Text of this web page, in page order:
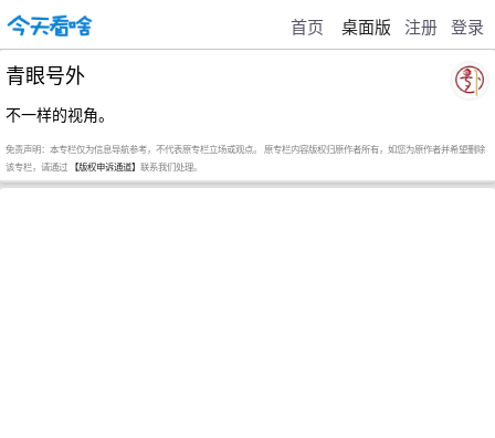
首页 桌面版 注册 登录
青眼号外
不一样的视角。
免责声明：本专栏仅为信息导航参考，不代表原专栏立场或观点。 原专栏内容版权归原作者所有，如您为原作者并希望删除
该专栏，请通过 【版权申诉通道】 联系我们处理。